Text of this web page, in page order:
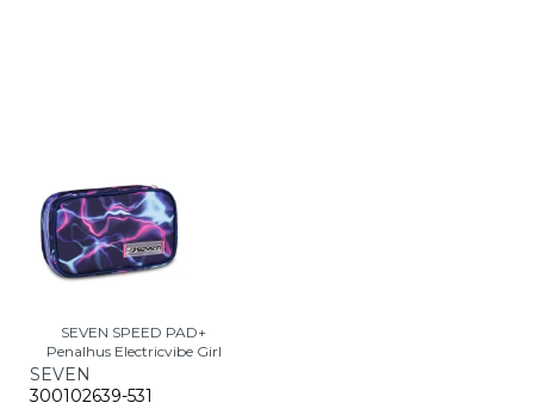
SEVEN SPEED PAD+
Penalhus Electricvibe Girl
SEVEN
300102639-531